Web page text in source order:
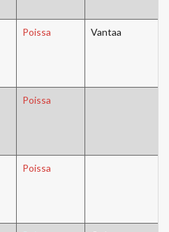
Poissa Vantaa
Poissa
Poissa